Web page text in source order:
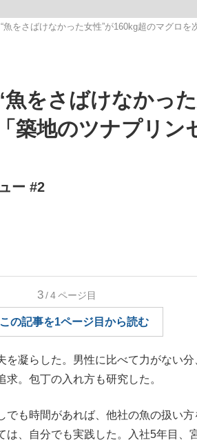
魚をさばけなかった女性”が160kg超のマグロ
をさばけなかっ
築地のツナプリン
ー #2
3/4ページ目
の記事を1ページ目から読む
凝らした。男性に比べて力がない分
。包丁の入れ方も研究した。
も時間があれば、他社の魚の扱い方
、自分でも実践した。入社5年目、